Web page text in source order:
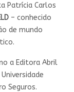
Patrícia Carlos
– conhecido
de mundo
a Editora Abril
Seguros.